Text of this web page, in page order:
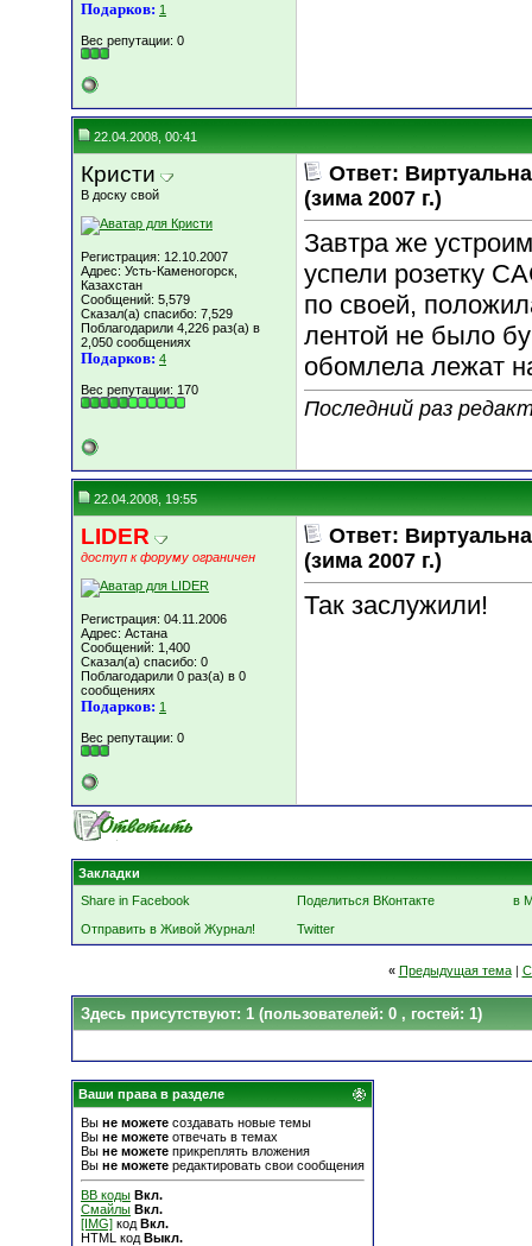
Подарков: 1
Вес репутации: 0
22.04.2008, 00:41
Кристи
В доску свой
Регистрация: 12.10.2007
Адрес: Усть-Каменогорск,
Казахстан
Сообщений: 5,579
Сказал(а) спасибо: 7,529
Поблагодарили 4,226 раз(а) в
2,050 сообщениях
Подарков: 4
Вес репутации: 170
Ответ:
(зима 2007 г.)
Завтра же
успели розетку
по своей,
лентой не было
обомлела лежат
Последний раз
22.04.2008, 19:55
LIDER
доступ к форуму ограничен
Регистрация: 04.11.2006
Адрес: Астана
Сообщений: 1,400
Сказал(а) спасибо: 0
Поблагодарили 0 раз(а) в 0
сообщениях
Подарков: 1
Вес репутации: 0
Ответ:
(зима 2007 г.)
Так заслужили!
Закладки
Share in Facebook
Поделиться ВКонтакте
в
Отправить в Живой Журнал!
Twitter
« Предыдущая тема|
Здесь присутствуют: 1 (пользователей: 0 , гостей: 1)
Ваши права в разделе
Вы не можете создавать новые темы
Вы не можете отвечать в темах
Вы не можете прикреплять вложения
Вы не можете редактировать свои сообщения
BB коды Вкл.
Смайлы Вкл.
[IMG] код Вкл.
HTML код Выкл.